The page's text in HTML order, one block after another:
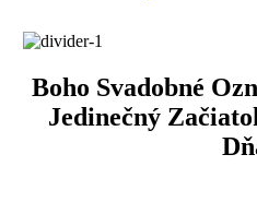
Boho Svadobné
Jedinečný